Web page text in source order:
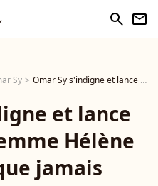
search newsletter
Sy Omar Sy s'indigne et lance un appel, sa femme Hélène plus fière que jamais
et lance
Hélène
jamais